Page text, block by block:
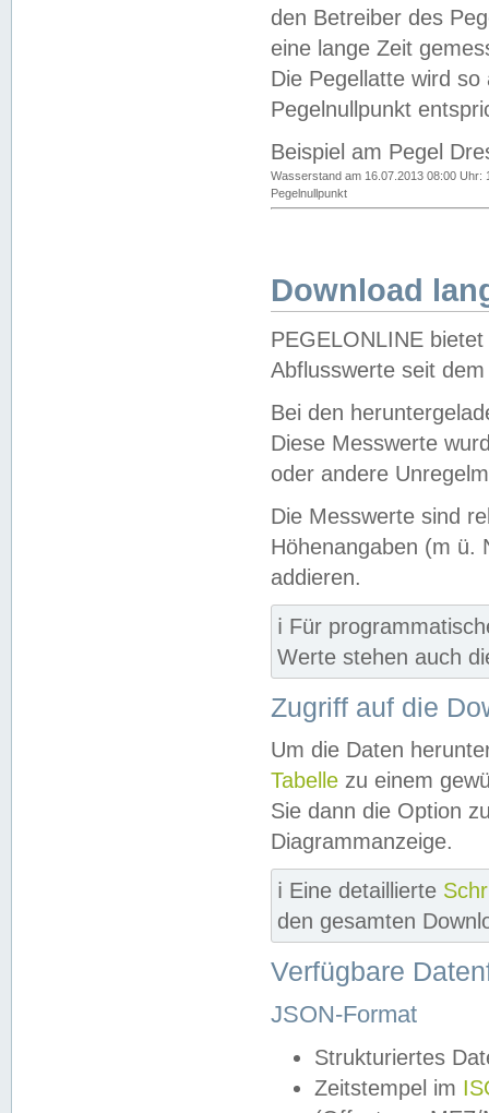
den Betreiber des
eine lange Zeit
Die Pegellatte wird
Pegelnullpunkt
Beispiel am Pegel
Wasserstand am 16.07.2013 08:00 Uhr:
Pegelnullpunkt
Download
PEGELONLINE
Abflusswerte seit
Bei den
Diese Messwerte
oder andere
Die Messwerte sind
Höhenangaben (m ü.
addieren.
ℹ️ Für
Werte stehen auch
Zugriff auf die
Um die Daten
Tabelle zu einem
Sie dann die Option
Diagrammanzeige.
ℹ️ Eine detaillierte
den gesamten
Verfügbare
JSON-Format
Strukturiertes
Zeitstempel im